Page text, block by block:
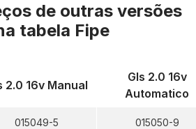
de outras versões
tabela Fipe
2.0 16v Manual
015049-5
Gls 2.0 16v
Automatico
015050-9